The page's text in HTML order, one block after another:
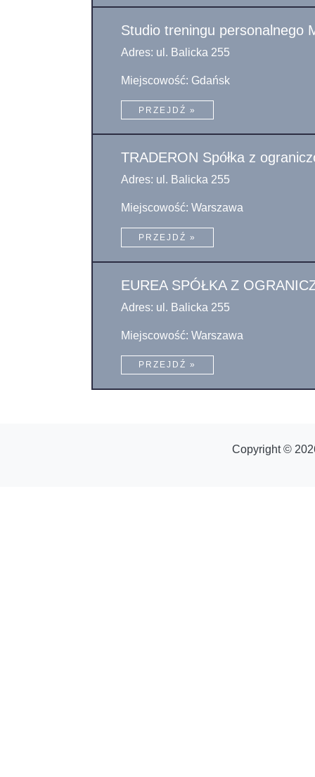
Studio treningu personalnego
Adres: ul. Balicka 255
Miejscowość: Gdańsk
PRZEJDŹ »
TRADERON Spółka z
Adres: ul. Balicka 255
Miejscowość: Warszawa
PRZEJDŹ »
EUREA SPÓŁKA Z
Adres: ul. Balicka 255
Miejscowość: Warszawa
PRZEJDŹ »
Copyright ©